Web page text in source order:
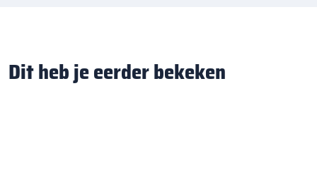
Dit heb je eerder bekeken